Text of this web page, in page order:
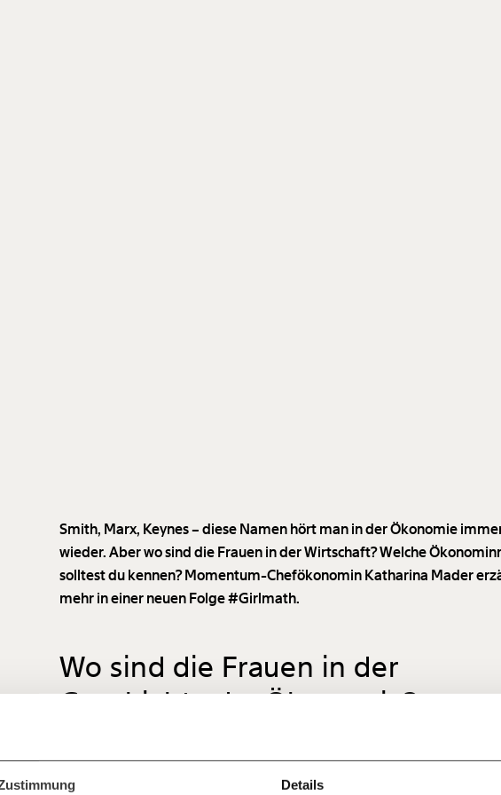
Details
Immer auf
dem
unseren
und wir können gemeinsam unsere Wirtschaft so
Jetzt
Smith, Marx, Keynes – diese Namen hört man in der Ökonomie
wieder. Aber wo sind die Frauen in der Wirtschaft? Welche
solltest du kennen? Momentum-Chefökonomin Katharina Mader
mehr in einer neuen Folge #Girlmath.
Wo sind die Frauen in der
Geschichte der Ökonomie?
„Adam Smith, Karl Marx, John Maynard Keynes – diese Namen hört, wer
Wirtschaft studiert immer wieder. Aber wo sind die Frauen in der